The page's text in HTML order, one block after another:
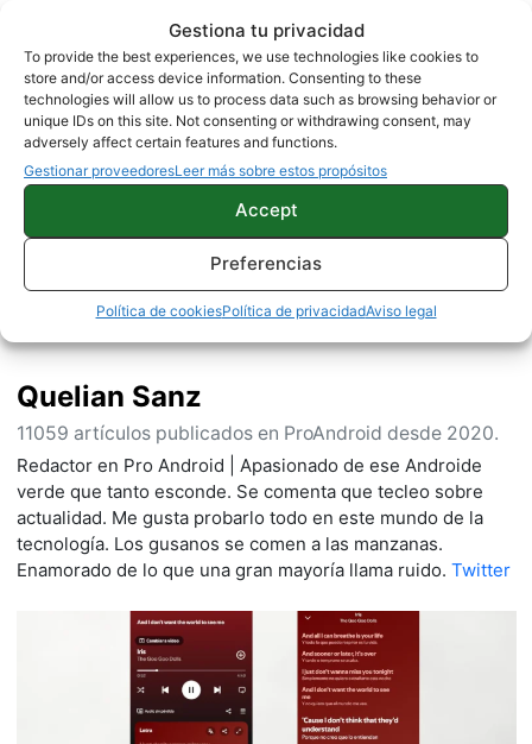
Gestiona tu privacidad
To provide the best experiences, we use technologies like cookies to
store and/or access device information. Consenting to these
technologies will allow us to process data such as browsing behavior or
unique IDs on this site. Not consenting or withdrawing consent, may
adversely affect certain features and functions.
Gestionar proveedoresLeer más sobre estos propósitos
Accept
Preferencias
Política de cookiesPolítica de privacidadAviso legal
Sobre este autor
Quelian Sanz
11059 artículos publicados en ProAndroid desde 2020.
Redactor en Pro Android | Apasionado de ese Androide
verde que tanto esconde. Se comenta que tecleo sobre
actualidad. Me gusta probarlo todo en este mundo de la
tecnología. Los gusanos se comen a las manzanas.
Enamorado de lo que una gran mayoría llama ruido. Twitter